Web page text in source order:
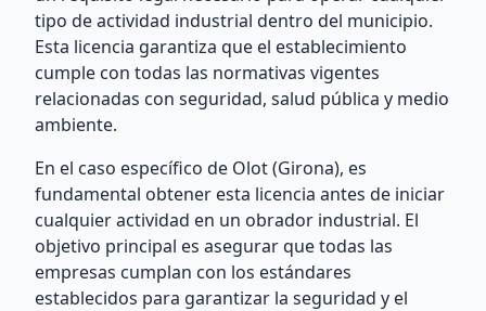
tipo de actividad industrial dentro del municipio.
Esta licencia garantiza que el establecimiento
cumple con todas las normativas vigentes
relacionadas con seguridad, salud pública y medio
ambiente.
En el caso específico de Olot (Girona), es
fundamental obtener esta licencia antes de iniciar
cualquier actividad en un obrador industrial. El
objetivo principal es asegurar que todas las
empresas cumplan con los estándares
establecidos para garantizar la seguridad y el